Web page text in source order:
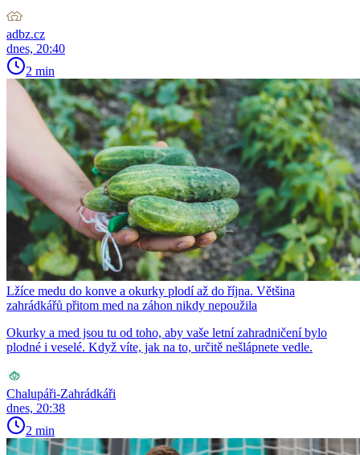
adbz.cz
dnes, 20:40
2 min
Lžíce medu do konve a okurky plodí až do října. Většina
zahrádkářů přitom med na záhon nikdy nepoužila
Okurky a med jsou tu od toho, aby vaše letní zahradničení bylo
plodné i veselé. Když víte, jak na to, určitě nešlápnete vedle.
Chalupáři-Zahrádkáři
dnes, 20:38
2 min